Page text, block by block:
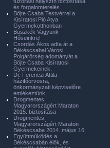
és forgalomterelés.
Böjte Csaba Testvérrel a
Kisíratosi Pió Atya
Gyermekotthonban
Büszkék Vagyunk
Hőseinkre!
Csordás Ákos adta át a
Békéscsabai Városi
Polgárőrség adományát a
Böjte Csaba Kisíratosi
Gyermekeinek.
Dr. Ferenczi Attila
házifőorvosra,
önkormányzati képviselőre
emlékeztünk
Drogmentes
Magyarországért Maraton
2015. biztosítása
Drogmentes
Magyarországért Maraton
Békéscsaba 2014. május 16.
Együttműködés a
Békéscsabán élők, és